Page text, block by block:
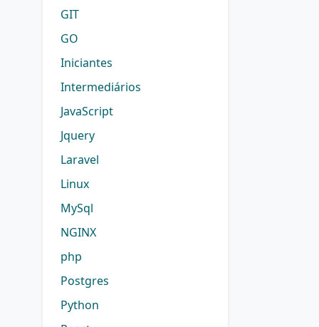
GIT
GO
Iniciantes
Intermediários
JavaScript
Jquery
Laravel
Linux
MySql
NGINX
php
Postgres
Python